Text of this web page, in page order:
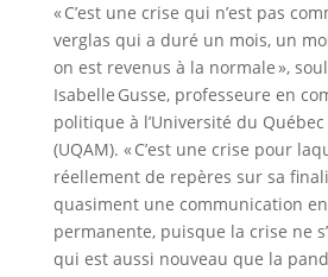
« C’est une crise qui n’est pas
verglas qui a duré un mois, un
on est revenus à la normale »,
Isabelle Gusse, professeure en
politique à l’Université du
(UQAM). « C’est une crise pour
réellement de repères sur sa
quasiment une communication
permanente, puisque la crise ne
qui est aussi nouveau que la